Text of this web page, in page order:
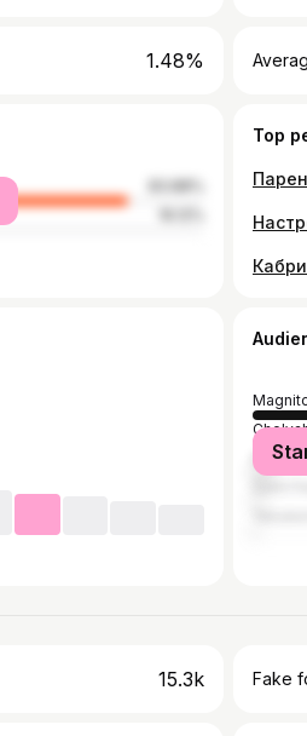
1.48%
Top
Moscow
15.3k Fake